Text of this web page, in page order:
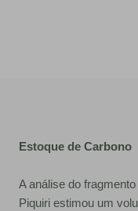
Estoque de Carbono
A análise do
Piquiri estimou um